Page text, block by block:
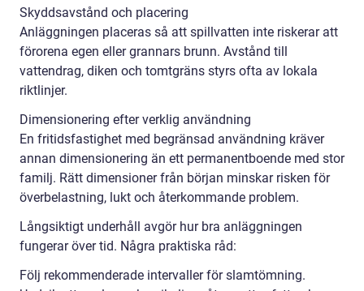
Skyddsavstånd och placering
Anläggningen placeras så att spillvatten inte riskerar att
förorena egen eller grannars brunn. Avstånd till
vattendrag, diken och tomtgräns styrs ofta av lokala
riktlinjer.
Dimensionering efter verklig användning
En fritidsfastighet med begränsad användning kräver
annan dimensionering än ett permanentboende med stor
familj. Rätt dimensioner från början minskar risken för
överbelastning, lukt och återkommande problem.
Långsiktigt underhåll avgör hur bra anläggningen
fungerar över tid. Några praktiska råd:
Följ rekommenderade intervaller för slamtömning.